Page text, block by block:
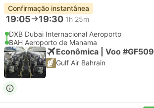
Confirmação instantânea
19:05 19:30 1h 25m
DXB Dubai Internacional Aeroporto
BAH Aeroporto de Manama
Econômica | Voo #GF509
Gulf Air Bahrain